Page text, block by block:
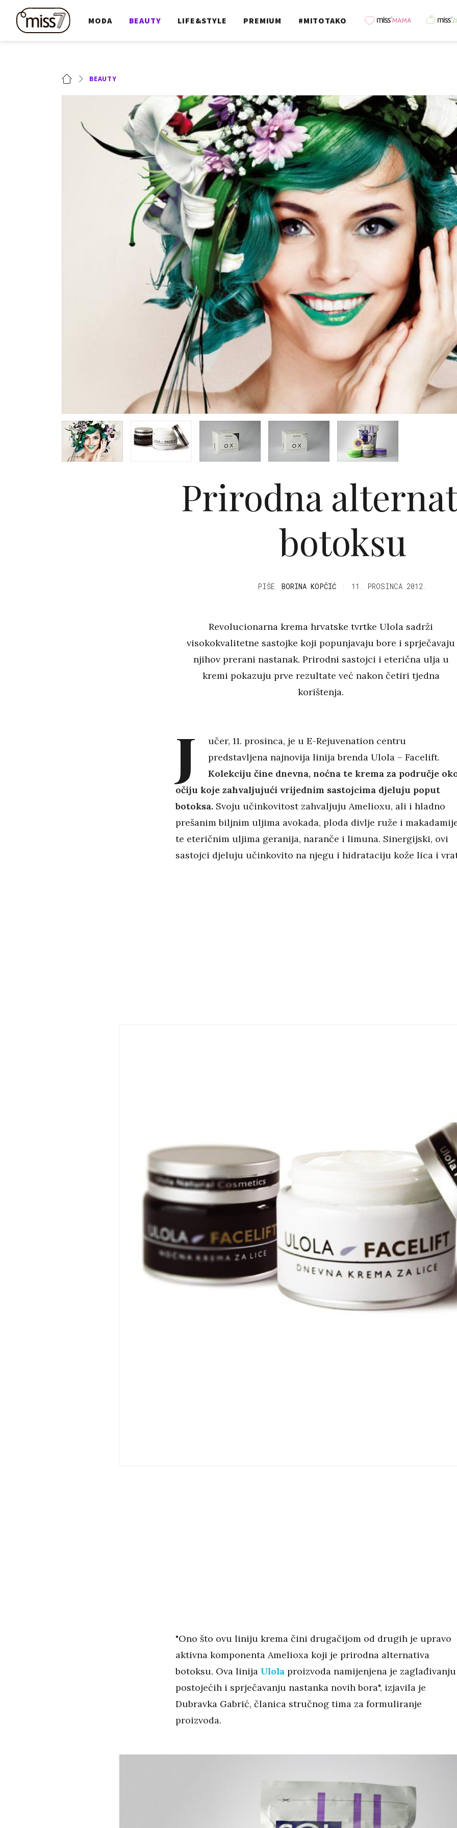
MODA BEAUTY LIFE&STYLE PREMIUM #MITOTAKO
BEAUTY
Prirodna
botoksu
PIŠE BORINA KOPČIĆ 11. PROSINCA 2012.
Revolucionarna krema hrvatske tvrtke Ulola sadrži
visokokvalitetne sastojke koji popunjavaju bore i sprječavaju
njihov prerani nastanak. Prirodni sastojci i eterična ulja u
kremi pokazuju prve rezultate već nakon četiri tjedna
korištenja.
J
učer, 11. prosinca, je u E-Rejuvenation centru
predstavljena najnovija linija brenda Ulola – Facelift.
Kolekciju čine dnevna, noćna te krema za područje
očiju koje zahvaljujući vrijednim sastojcima djeluju poput
botoksa.Svoju učinkovitost zahvaljuju Amelioxu, ali i hladno
prešanim biljnim uljima avokada, ploda divlje ruže i
te eteričnim uljima geranija, naranče i limuna. Sinergijski, ovi
sastojci djeluju učinkovito na njegu i hidrataciju kože lica i
"Ono što ovu liniju krema čini drugačijom od drugih je upravo
aktivna komponenta Amelioxa koji je prirodna alternativa
botoksu. Ova linija Ulolaproizvoda namijenjena je zaglađivanju
postojećih i sprječavanju nastanka novih bora", izjavila je
Dubravka Gabrić, članica stručnog tima za formuliranje
proizvoda.